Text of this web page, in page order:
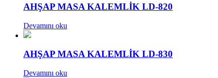
AHŞAP MASA KALEMLİK LD-820
Devamını oku
AHŞAP MASA KALEMLİK LD-830
Devamını oku